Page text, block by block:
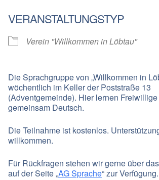
VERANSTALTUNGSTYP
Verein "Willkommen in Löbtau"
Die Sprachgruppe von „Willkommen in
wöchentlich im Keller der Poststraße 13
(Adventgemeinde). Hier lernen
gemeinsam Deutsch.
Die Teilnahme ist kostenlos.
willkommen.
Für Rückfragen stehen wir gerne über
auf der Seite „AG Sprache“ zur Verfügung.